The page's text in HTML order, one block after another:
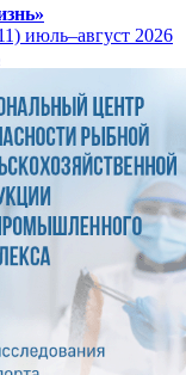
июль–август 2026